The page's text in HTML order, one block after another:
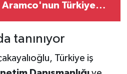
Aramco'nun Türkiye
tanınıyor
Türkiye iş